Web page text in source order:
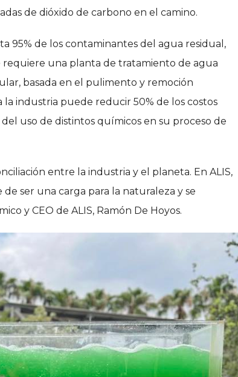
de dióxido de carbono en el camino.
95% de los contaminantes del agua residual,
requiere una planta de tratamiento de agua
basada en el pulimento y remoción
industria puede reducir 50% de los costos
uso de distintos químicos en su proceso de
entre la industria y el planeta. En ALIS,
ser una carga para la naturaleza y se
y CEO de ALIS, Ramón De Hoyos.